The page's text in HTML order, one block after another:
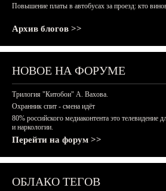
Повышение платы в автобусах за проезд: кто
Архив блогов >>
НОВОЕ НА ФОРУМЕ
Трилогия "Китобои" А. Вахова.
Охранник спит - смена идёт
80% российского медиаконтента это телевидение
и наркологии.
Перейти на форум >>
ОБЛАКО ТЕГОВ